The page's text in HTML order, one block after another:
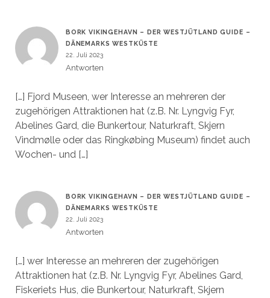
BORK VIKINGEHAVN – DER WESTJÜTLAND GUIDE –
DÄNEMARKS WESTKÜSTE
22. Juli 2023
Antworten
[…] Fjord Museen, wer Interesse an mehreren der
zugehörigen Attraktionen hat (z.B. Nr. Lyngvig Fyr,
Abelines Gard, die Bunkertour, Naturkraft, Skjern
Vindmølle oder das Ringkøbing Museum) findet auch
Wochen- und […]
BORK VIKINGEHAVN – DER WESTJÜTLAND GUIDE –
DÄNEMARKS WESTKÜSTE
22. Juli 2023
Antworten
[…] wer Interesse an mehreren der zugehörigen
Attraktionen hat (z.B. Nr. Lyngvig Fyr, Abelines Gard,
Fiskeriets Hus, die Bunkertour, Naturkraft, Skjern